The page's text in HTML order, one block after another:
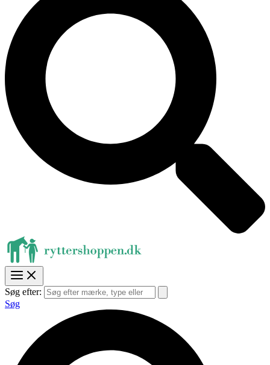
Søg efter:
Søg